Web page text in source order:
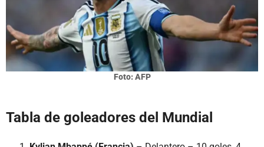
Foto: AFP
Tabla de goleadores del Mundial